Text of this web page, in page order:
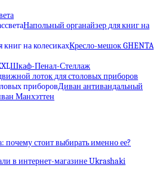
Напольный органайзер для книг на
Кресло-мешок GHENTA
Шкаф-Пенал-Стеллаж
лоток для столовых приборов
Диван антивандальный
Манхэттен
почему стоит выбирать именно ее?
в интернет-магазине Ukrashaki